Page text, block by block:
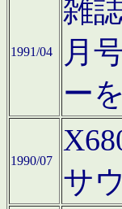
1991/04
雑
月
ー
1990/07
サ